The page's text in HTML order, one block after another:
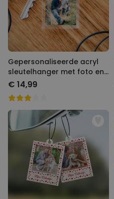
Gepersonaliseerde acryl
sleutelhanger met foto en
tekst
€ 14,99